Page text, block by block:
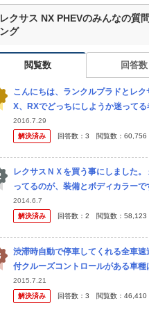
レクサス NX PHEVのみんなの質
ング
閲覧数 回答数
こんにちは、ランクルプラドとレク
X、RXでどっちにしようか迷ってる
プラドはTZ-Gでレーダークルコンに
フ等色々付けて、後はマルチテレイ
2016.7.29
解決済み
回答数： 3 閲覧数： 60,756
レクサスＮＸを買う事にしました。
ってるのが、装備とボディカラーで
で先行予約注文のハンコを押せない
す。 三眼ライトについては別途質問
2014.6.7
解決済み
回答数： 2 閲覧数： 58,123
渋滞時自動で停車してくれる全車速
付クルーズコントロールがある車種
があるでしょうか？ 本体価格700万
オプション設定可でお願いします。
2015.7.21
解決済み
回答数： 3 閲覧数： 46,410